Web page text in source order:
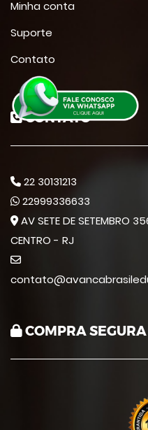
Minha conta
Suporte
Contato
CONTATO
22 30131213
22999336633
AV SETE DE SETEMBRO
CENTRO - RJ
COMPRA SEGURA